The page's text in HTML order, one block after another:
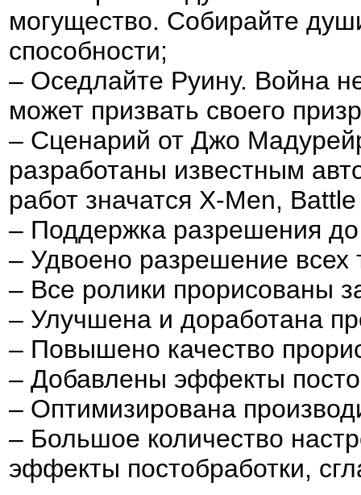
могущество. Собирайте
способности;
– Оседлайте Руину. Война
может призвать своего
– Сценарий от Джо
разработаны известным
работ значатся X-Men,
– Поддержка разрешения
– Удвоено разрешение всех
– Все ролики прорисованы
– Улучшена и доработана
– Повышено качество
– Добавлены эффекты
– Оптимизирована
– Большое количество
эффекты постобработки,